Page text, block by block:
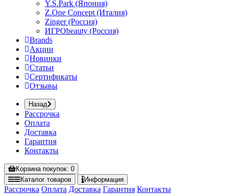
Y.S.Park (Япония)
Z.One Concept (Италия)
Zinger (Россия)
ИГРОbeauty (Россия)
Brands
Акции
Новинки
Статьи
Сертификаты
Отзывы
Назад
Рассрочка
Оплата
Доставка
Гарантия
Контакты
Корзинапокупок: 0
Каталог товаров Информация
Рассрочка Оплата Доставка Гарантия Контакты